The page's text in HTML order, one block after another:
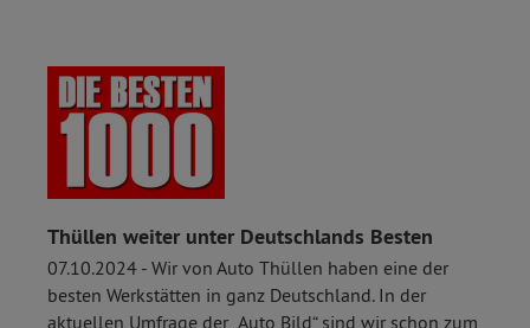
Thüllen weiter unter Deutschlands Besten
07.10.2024 - Wir von Auto Thüllen haben eine der
besten Werkstätten in ganz Deutschland. In der
aktuellen Umfrage der „Auto Bild“ sind wir schon zum